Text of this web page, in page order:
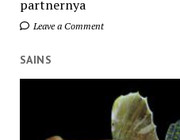
partnernya
Leave a Comment
SAINS